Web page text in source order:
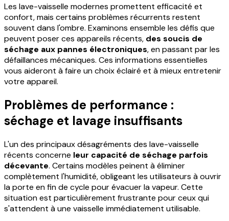
Les lave-vaisselle modernes promettent efficacité et
confort, mais certains problèmes récurrents restent
souvent dans l'ombre. Examinons ensemble les défis que
peuvent poser ces appareils récents, des soucis de
séchage aux pannes électroniques, en passant par les
défaillances mécaniques. Ces informations essentielles
vous aideront à faire un choix éclairé et à mieux entretenir
votre appareil.
Problèmes de performance :
séchage et lavage insuffisants
L'un des principaux désagréments des lave-vaisselle
récents concerne leur capacité de séchage parfois
décevante. Certains modèles peinent à éliminer
complètement l'humidité, obligeant les utilisateurs à ouvrir
la porte en fin de cycle pour évacuer la vapeur. Cette
situation est particulièrement frustrante pour ceux qui
s'attendent à une vaisselle immédiatement utilisable.